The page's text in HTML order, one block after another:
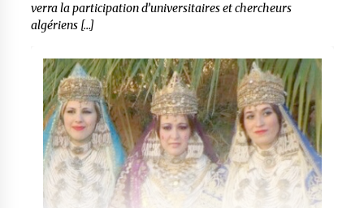
verra la participation d’universitaires et chercheurs
algériens […]